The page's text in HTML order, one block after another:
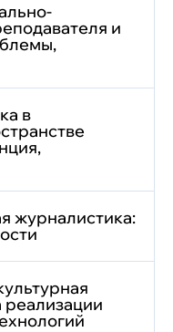
и
в
журналистика:
реализации